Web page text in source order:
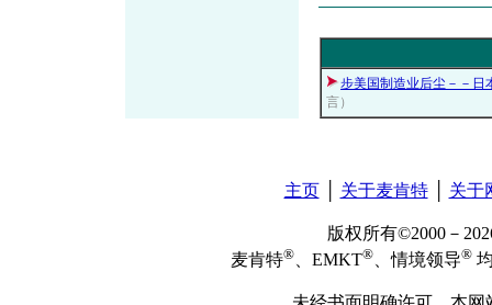
步美国制造业后尘－－日
言）
主页│ 关于麦肯特│ 关于
版权所有©2000－
麦肯特® 、EMKT® 、情境领导®